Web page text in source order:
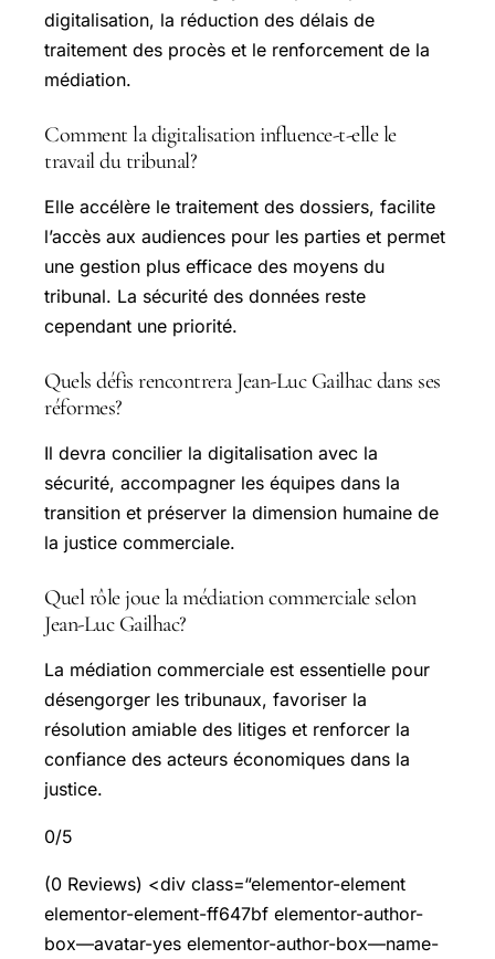
digitalisation, la réduction des délais de
traitement des procès et le renforcement de la
médiation.
Comment la digitalisation influence-t-elle le
travail du tribunal?
Elle accélère le traitement des dossiers, facilite
l’accès aux audiences pour les parties et permet
une gestion plus efficace des moyens du
tribunal. La sécurité des données reste
cependant une priorité.
Quels défis rencontrera Jean-Luc Gailhac dans ses
réformes?
Il devra concilier la digitalisation avec la
sécurité, accompagner les équipes dans la
transition et préserver la dimension humaine de
la justice commerciale.
Quel rôle joue la médiation commerciale selon
Jean-Luc Gailhac?
La médiation commerciale est essentielle pour
désengorger les tribunaux, favoriser la
résolution amiable des litiges et renforcer la
confiance des acteurs économiques dans la
justice.
0/5
(0 Reviews) <div class=“elementor-element
elementor-element-ff647bf elementor-author-
box—avatar-yes elementor-author-box—name-